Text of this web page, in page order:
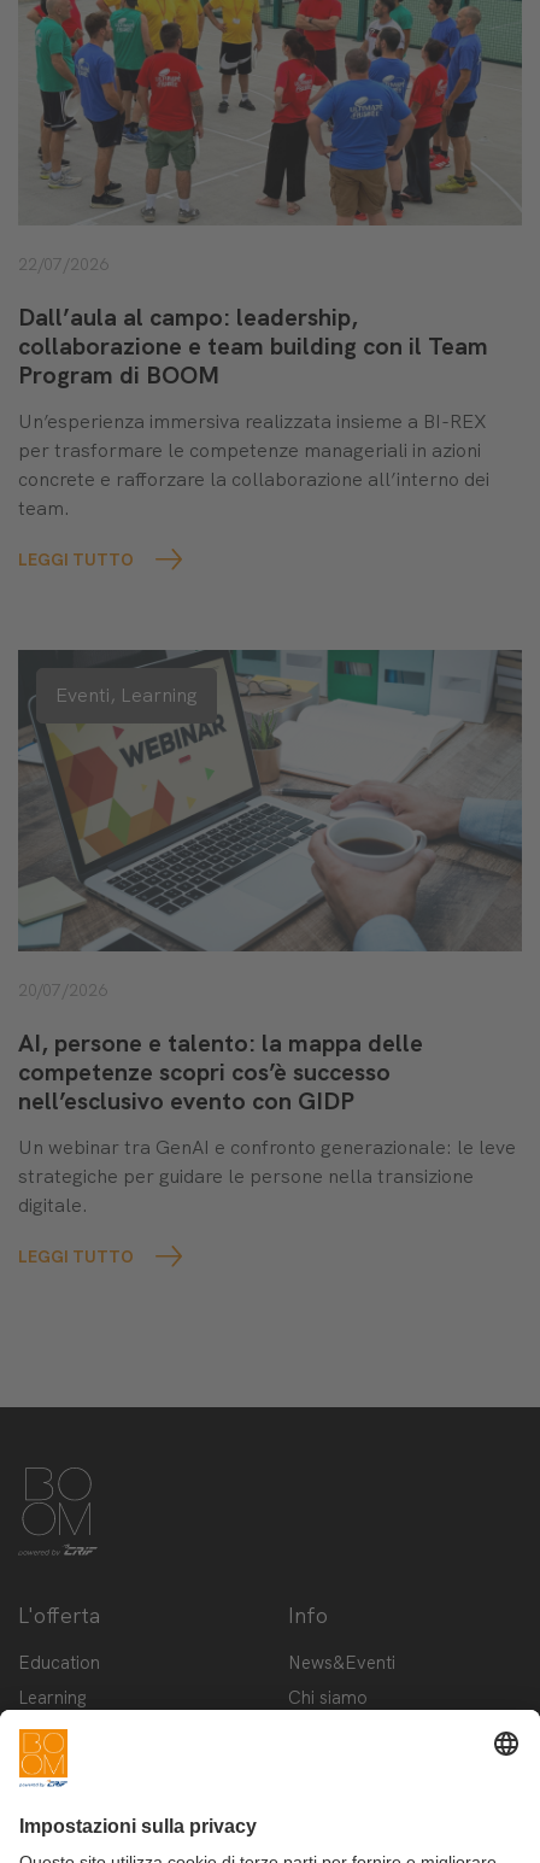
22/07/2026
Dall’aula al campo: leadership,
collaborazione e team building con il Team
Program di BOOM
Un’esperienza immersiva realizzata insieme a BI-REX
per trasformare le competenze manageriali in azioni
concrete e rafforzare la collaborazione all’interno dei
team.
LEGGI TUTTO
Eventi, Learning
20/07/2026
AI, persone e talento: la mappa delle
competenze scopri cos’è successo
nell’esclusivo evento con GIDP
Un webinar tra GenAI e confronto generazionale: le leve
strategiche per guidare le persone nella transizione
digitale.
LEGGI TUTTO
L'offerta
Education
Learning
Innovation
Startup
Info
News&Eventi
Chi siamo